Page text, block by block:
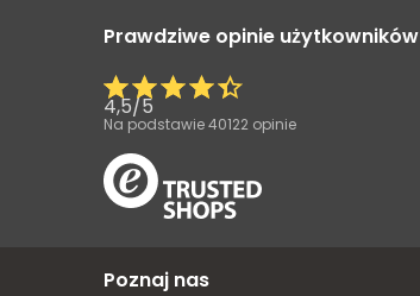
Prawdziwe opinie użytkowników
4,5/5
Na podstawie40122 opinie
Poznaj nas